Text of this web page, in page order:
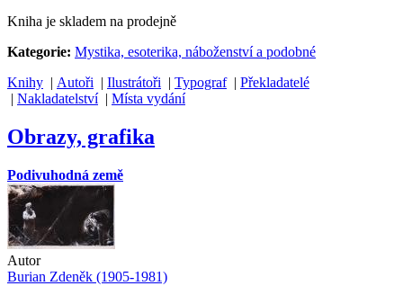
Kniha je skladem na prodejně
Kategorie: Mystika, esoterika, náboženství a podobné
Knihy | Autoři | Ilustrátoři | Typograf| Překladatelé
| Nakladatelství| Místa vydání
Obrazy, grafika
Podivuhodná země
Autor
Burian Zdeněk (1905-1981)